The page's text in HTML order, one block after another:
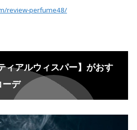
review-perfume48/
ィアルウィスパー】がおす
ーデ